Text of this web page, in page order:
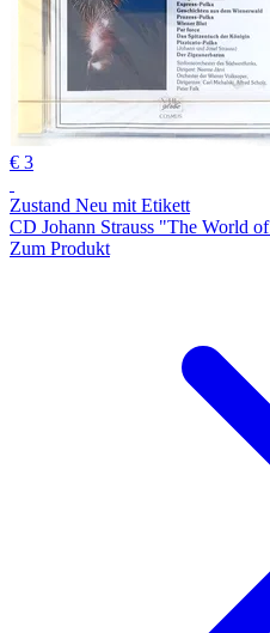
€ 3
Zustand Neu mit Etikett
CD Johann Strauss "The World
Zum Produkt